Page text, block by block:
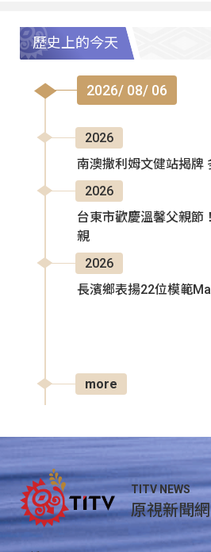
歷史上的今天
2026/ 08/ 06
2026
南澳撒利姆文健站揭牌
2026
台東市歡慶溫馨父親節
親
2026
長濱鄉表揚22位模範
more
TITV NEWS
原視新聞網